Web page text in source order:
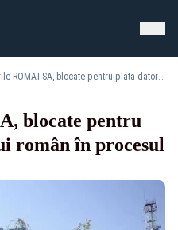
Conturile ROMATSA, blocate pentru plata datoriei statului român în procesul Pfizer – SURSE
blocate pentru
român în procesul